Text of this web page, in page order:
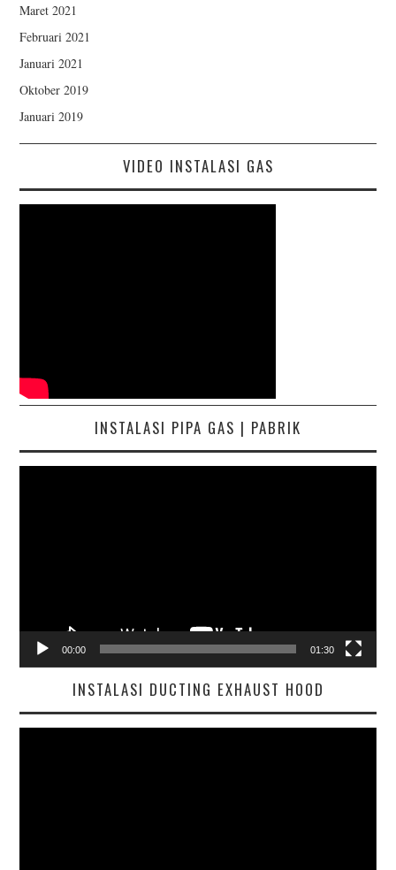
Maret 2021
Februari 2021
Januari 2021
Oktober 2019
Januari 2019
VIDEO INSTALASI GAS
INSTALASI PIPA GAS | PABRIK
00:00 01:30
INSTALASI DUCTING EXHAUST HOOD